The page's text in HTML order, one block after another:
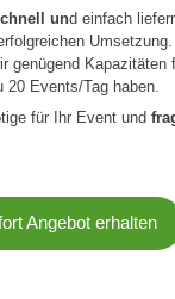
und einfach
genügend Kapazitäten
20 Events/Tag haben.
für Ihr Event und
Angebot erhalten